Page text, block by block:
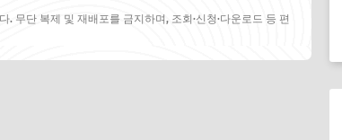
무단 복제 및 재배포를 금지하며, 조회·신청·다운로드 등 편